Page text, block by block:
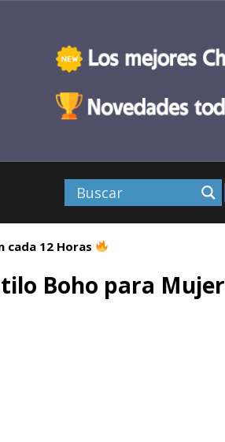
cada 12 Horas
Boho para Mujer